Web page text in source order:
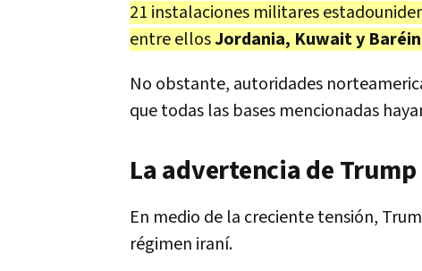
21 instalaciones militares
entre ellosJordania, Kuwait y
No obstante, autoridades
que todas las bases mencionadas
La advertencia de Trump
En medio de la creciente tensión,
régimen iraní.